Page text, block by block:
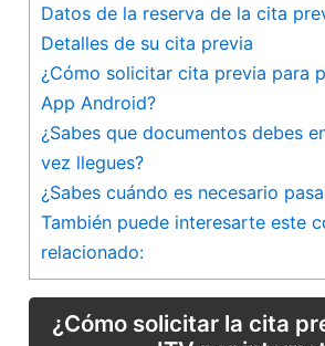
Datos de la reserva de la cita
Detalles de su cita previa
¿Cómo solicitar cita previa para
App Android?
¿Sabes que documentos debes
vez llegues?
¿Sabes cuándo es necesario
También puede interesarte este
relacionado:
¿Cómo solicitar la cita